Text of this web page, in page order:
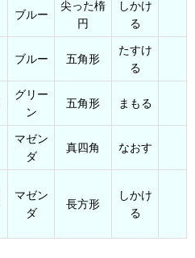
ブルー
尖った楕
円
しかけ
る
ブルー 五角形
たすけ
る
グリー
ン
五角形 まもる
マゼン
ダ
真四角 なおす
マゼン
ダ
長方形
しかけ
る